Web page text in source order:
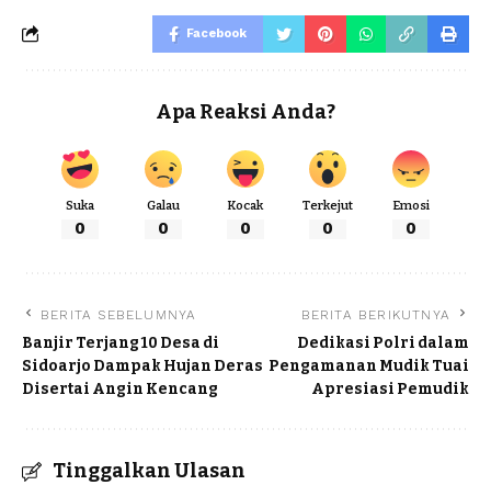
Facebook
Apa Reaksi Anda?
Suka
0
Galau
0
Kocak
0
Terkejut
0
Emosi
0
BERITA SEBELUMNYA
Banjir Terjang 10 Desa di
Sidoarjo Dampak Hujan Deras
Disertai Angin Kencang
BERITA BERIKUTNYA
Dedikasi Polri dalam
Pengamanan Mudik Tuai
Apresiasi Pemudik
Tinggalkan Ulasan